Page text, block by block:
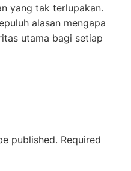
yang tak terlupakan.
alasan mengapa
utama bagi setiap
published. Required